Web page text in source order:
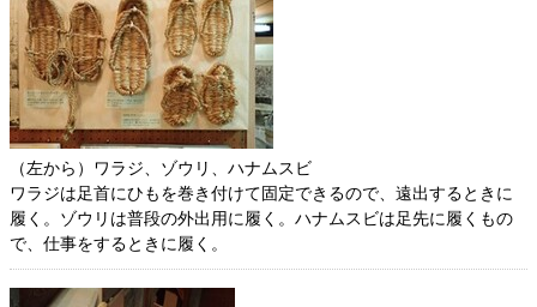
（左から）ワラジ、ゾウリ、ハナムスビ
ワラジは足首にひもを巻き付けて固定できるので、遠出するときに
履く。ゾウリは普段の外出用に履く。ハナムスビは足先に履くもの
で、仕事をするときに履く。